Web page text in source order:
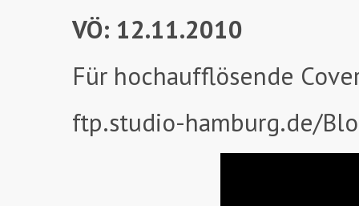
VÖ: 12.11.2010
Für hochaufflösende
ftp.studio-hamburg.de/